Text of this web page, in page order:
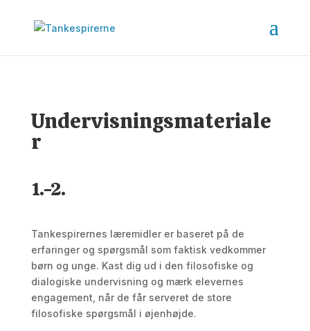
Undervisningsmateriale
r
1.-2.
Tankespirernes læremidler er baseret på de
erfaringer og spørgsmål som faktisk vedkommer
børn og unge. Kast dig ud i den filosofiske og
dialogiske undervisning og mærk elevernes
engagement, når de får serveret de store
filosofiske spørgsmål i øjenhøjde.